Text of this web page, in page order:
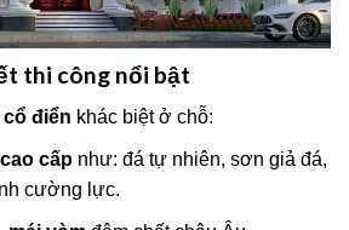
thi công nổi bật
điển khác biệt ở chỗ:
cấpnhư: đá tự nhiên, sơn giả đá,
cường lực.